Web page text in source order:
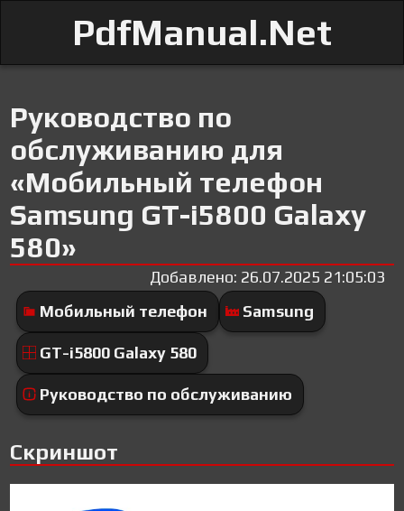
PdfManual.Net
Руководство по
обслуживанию для
«Мобильный телефон
Samsung GT-i5800 Galaxy
580»
Добавлено: 26.07.2025 21:05:03
Мобильный телефон
Samsung
GT-i5800 Galaxy 580
Руководство по обслуживанию
Скриншот